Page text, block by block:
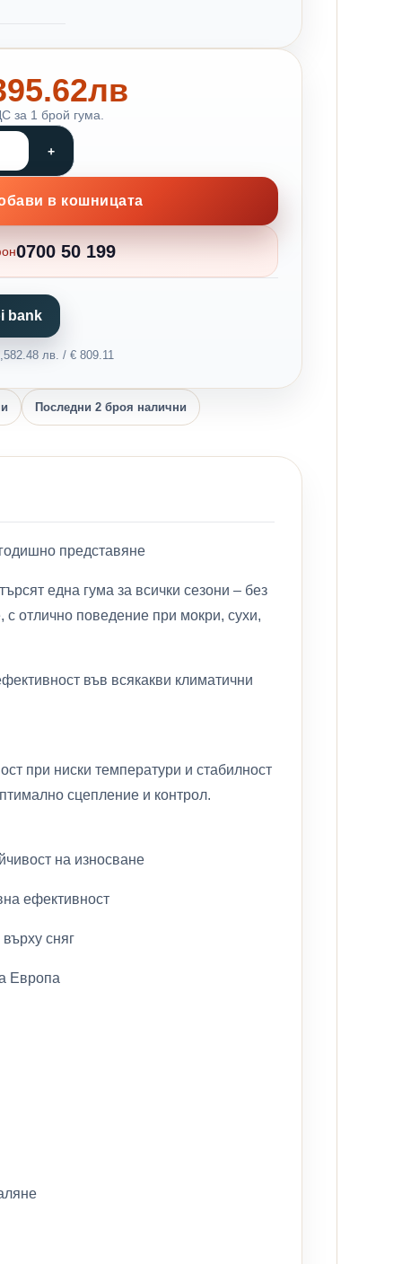
за 1 брой гума.
в кошницата
0700 50 199
bank
лв. / € 809.11
Последни 2 броя налични
представяне
една гума за всички сезони – без
отлично поведение при мокри, сухи,
във всякакви климатични
при ниски температури и стабилност
сцепление и контрол.
на износване
ефективност
сняг
Европа